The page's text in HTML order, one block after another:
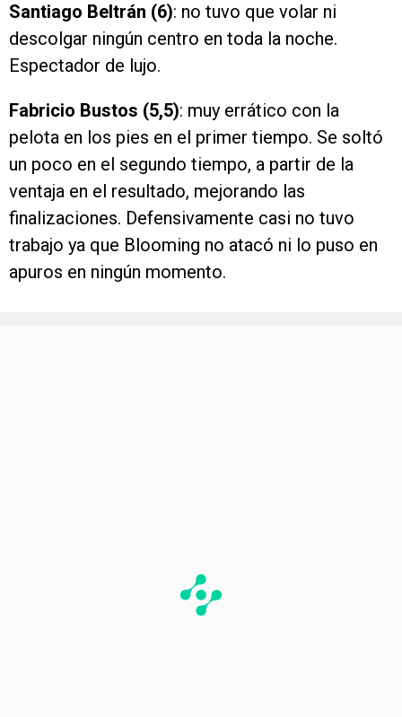
Santiago Beltrán (6): no tuvo que volar ni
descolgar ningún centro en toda la noche.
Espectador de lujo.
Fabricio Bustos (5,5): muy errático con la
pelota en los pies en el primer tiempo. Se soltó
un poco en el segundo tiempo, a partir de la
ventaja en el resultado, mejorando las
finalizaciones. Defensivamente casi no tuvo
trabajo ya que Blooming no atacó ni lo puso en
apuros en ningún momento.